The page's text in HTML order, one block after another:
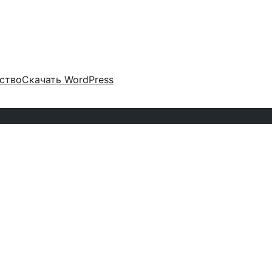
Скачать WordPress